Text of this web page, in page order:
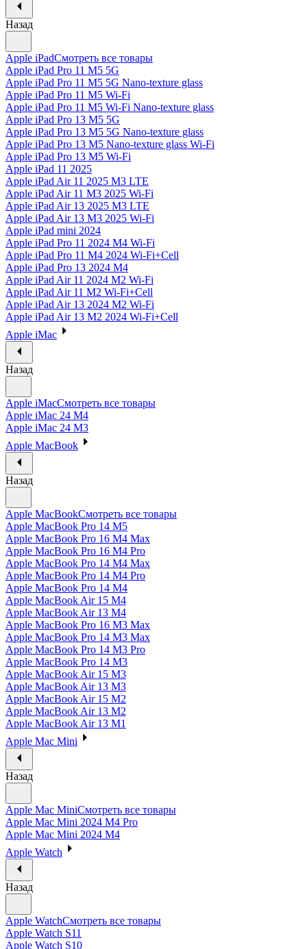
Назад
Apple iPadСмотреть все товары
Apple iPad Pro 11 M5 5G
Apple iPad Pro 11 M5 5G Nano-texture glass
Apple iPad Pro 11 M5 Wi-Fi
Apple iPad Pro 11 M5 Wi-Fi Nano-texture glass
Apple iPad Pro 13 M5 5G
Apple iPad Pro 13 M5 5G Nano-texture glass
Apple iPad Pro 13 M5 Nano-texture glass Wi-Fi
Apple iPad Pro 13 M5 Wi-Fi
Apple iPad 11 2025
Apple iPad Air 11 2025 M3 LTE
Apple iPad Air 11 M3 2025 Wi-Fi
Apple iPad Air 13 2025 M3 LTE
Apple iPad Air 13 M3 2025 Wi-Fi
Apple iPad mini 2024
Apple iPad Pro 11 2024 M4 Wi-Fi
Apple iPad Pro 11 M4 2024 Wi-Fi+Cell
Apple iPad Pro 13 2024 M4
Apple iPad Air 11 2024 M2 Wi-Fi
Apple iPad Air 11 M2 Wi-Fi+Cell
Apple iPad Air 13 2024 M2 Wi-Fi
Apple iPad Air 13 M2 2024 Wi-Fi+Cell
Apple iMac
Назад
Apple iMacСмотреть все товары
Apple iMac 24 M4
Apple iMac 24 M3
Apple MacBook
Назад
Apple MacBookСмотреть все товары
Apple MacBook Pro 14 M5
Apple MacBook Pro 16 M4 Max
Apple MacBook Pro 16 M4 Pro
Apple MacBook Pro 14 M4 Max
Apple MacBook Pro 14 M4 Pro
Apple MacBook Pro 14 M4
Apple MacBook Air 15 M4
Apple MacBook Air 13 M4
Apple MacBook Pro 16 M3 Max
Apple MacBook Pro 14 M3 Max
Apple MacBook Pro 14 M3 Pro
Apple MacBook Pro 14 M3
Apple MacBook Air 15 M3
Apple MacBook Air 13 M3
Apple MacBook Air 15 M2
Apple MacBook Air 13 M2
Apple MacBook Air 13 M1
Apple Mac Mini
Назад
Apple Mac MiniСмотреть все товары
Apple Mac Mini 2024 M4 Pro
Apple Mac Mini 2024 M4
Apple Watch
Назад
Apple WatchСмотреть все товары
Apple Watch S11
Apple Watch S10